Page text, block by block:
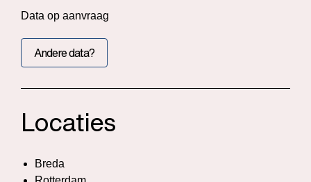
Data op aanvraag
Andere data?
Locaties
Breda